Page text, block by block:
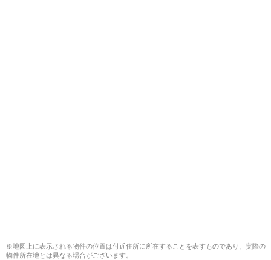
※地図上に表示される物件の位置は付近住所に所在することを表すものであり、実際の
物件所在地とは異なる場合がございます。